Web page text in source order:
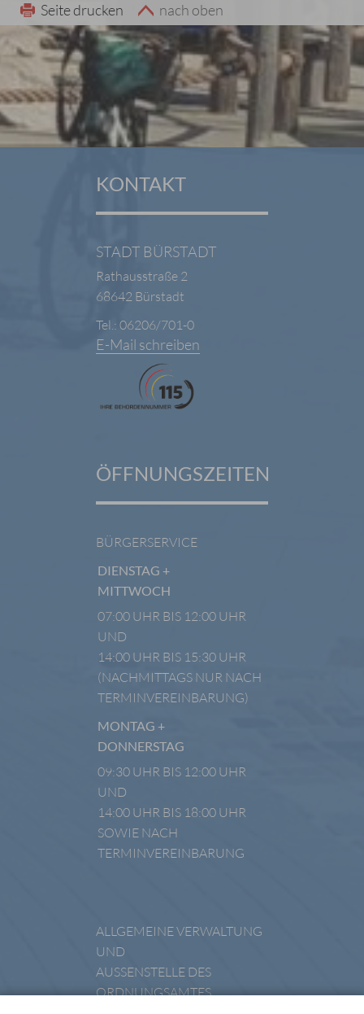
Seite drucken nach oben
KONTAKT
STADT BÜRSTADT
Rathausstraße 2
68642 Bürstadt
Tel.: 06206/701-0
E-Mail schreiben
ÖFFNUNGSZEITEN
BÜRGERSERVICE
DIENSTAG +
MITTWOCH
07:00 UHR BIS 12:00 UHR
UND
14:00 UHR BIS 15:30 UHR
(NACHMITTAGS NUR NACH
TERMINVEREINBARUNG)
MONTAG +
DONNERSTAG
09:30 UHR BIS 12:00 UHR
UND
14:00 UHR BIS 18:00 UHR
SOWIE NACH
TERMINVEREINBARUNG
ALLGEMEINE VERWALTUNG
UND
AUSSENSTELLE DES O
RDNUNGSAMTES